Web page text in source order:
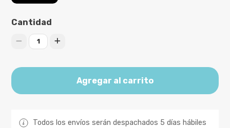
Cantidad
1
Agregar al carrito
Todos los envíos serán despachados 5 días hábiles